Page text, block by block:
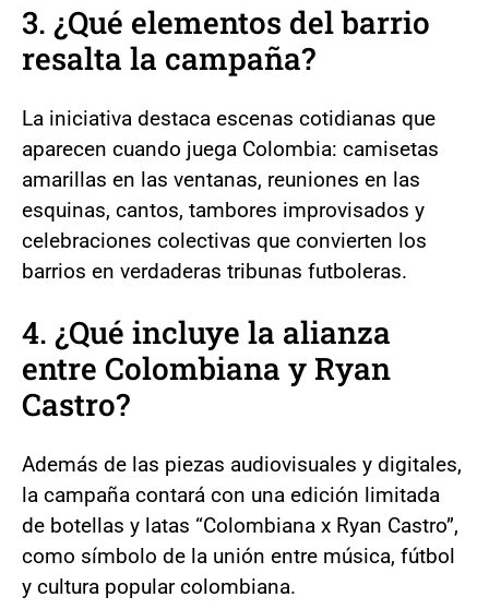
3. ¿Qué elementos del barrio
resalta la campaña?
La iniciativa destaca escenas cotidianas que
aparecen cuando juega Colombia: camisetas
amarillas en las ventanas, reuniones en las
esquinas, cantos, tambores improvisados y
celebraciones colectivas que convierten los
barrios en verdaderas tribunas futboleras.
4. ¿Qué incluye la alianza
entre Colombiana y Ryan
Castro?
Además de las piezas audiovisuales y digitales,
la campaña contará con una edición limitada
de botellas y latas “Colombiana x Ryan Castro”,
como símbolo de la unión entre música, fútbol
y cultura popular colombiana.